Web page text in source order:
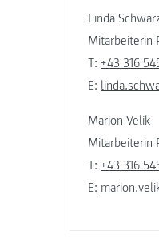
Linda
Mitarbeiterin
T: +43 316
E:
Marion Velik
Mitarbeiterin
T: +43 316
E: